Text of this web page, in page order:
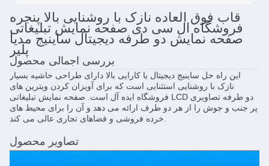
قاب فوق العاده نازک با روشنایی بالا پنجره
فروشگاه ال سی دی صفحه نمایش تبلیغاتی
صفحه نمایش دو طرفه دیجیتال ساینیج مدیا
پلیر
بررسی اجمالی محصول
این راه حل ساینیج دیجیتال با کارایی بالا دارای طراحی حاشیه بسیار
نازک با روشنایی استثنایی است که برای آویزان کردن ویترین های
فروشگاه ایده آل است. صفحه نمایش تبلیغاتی LCD دو طرفه تصاویری
پر جنب و جوش را از هر دو طرف ارائه می دهد و آن را برای محیط های
تصاویر محصول